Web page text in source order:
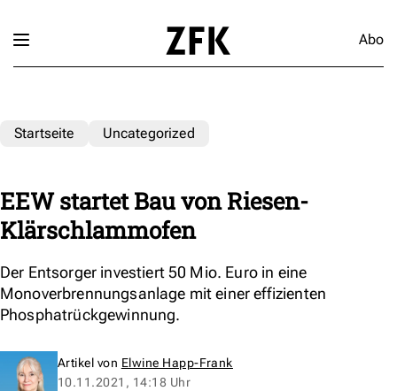
Abo
Startseite Uncategorized
EEW startet Bau von Riesen-
Klärschlammofen
Der Entsorger investiert 50 Mio. Euro in eine
Monoverbrennungsanlage mit einer effizienten
Phosphatrückgewinnung.
Artikel von Elwine Happ-Frank
10.11.2021, 14:18 Uhr